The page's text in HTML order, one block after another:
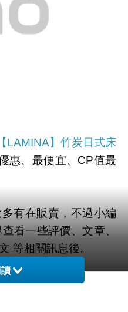
【LAMINA】竹炭日式床
惠、最便宜、CP值最
有在販賣，不過小編
看一些評價、文章、
等相關訊息後。
網最划算啦。